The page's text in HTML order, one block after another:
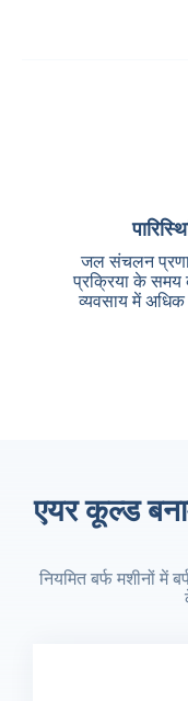
जल संचलन
प्रक्रिया के
व्यवसाय में
जल संचलन
प्रक्रिया के
व्यवसाय में
एयर कूल्ड
नियमित बर्फ मशीनों में